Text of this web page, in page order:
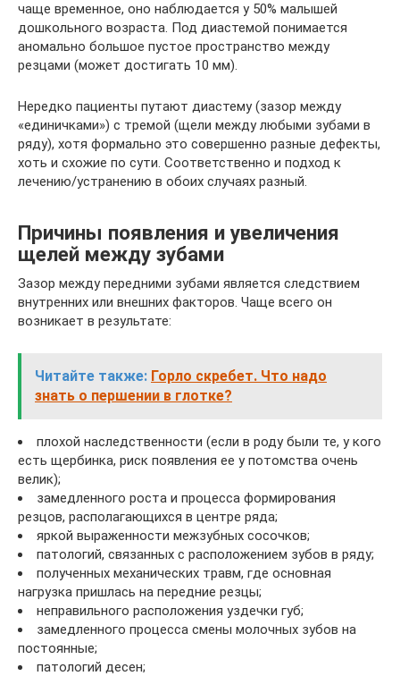
чаще временное, оно наблюдается у 50% малышей
дошкольного возраста. Под диастемой понимается
аномально большое пустое пространство между
резцами (может достигать 10 мм).
Нередко пациенты путают диастему (зазор между
«единичками») с тремой (щели между любыми зубами в
ряду), хотя формально это совершенно разные дефекты,
хоть и схожие по сути. Соответственно и подход к
лечению/устранению в обоих случаях разный.
Причины появления и увеличения
щелей между зубами
Зазор между передними зубами является следствием
внутренних или внешних факторов. Чаще всего он
возникает в результате:
Читайте также: Горло скребет. Что надо
знать о першении в глотке?
плохой наследственности (если в роду были те, у кого
есть щербинка, риск появления ее у потомства очень
велик);
замедленного роста и процесса формирования
резцов, располагающихся в центре ряда;
яркой выраженности межзубных сосочков;
патологий, связанных с расположением зубов в ряду;
полученных механических травм, где основная
нагрузка пришлась на передние резцы;
неправильного расположения уздечки губ;
замедленного процесса смены молочных зубов на
постоянные;
патологий десен;